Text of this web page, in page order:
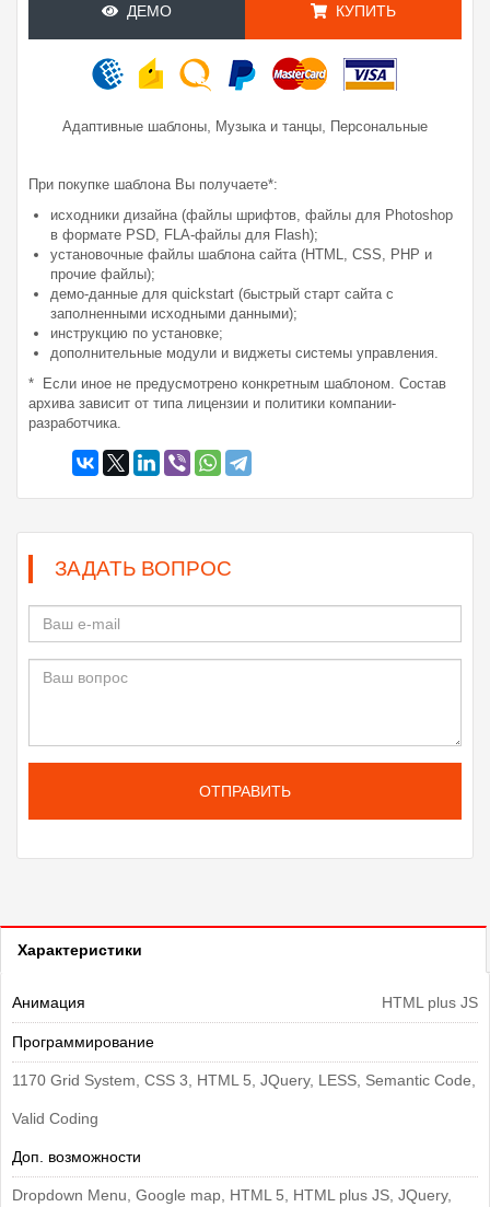
ДЕМО КУПИТЬ
Адаптивные шаблоны Музыка и танцы Персональные
При покупке шаблона Вы получаете*:
исходники дизайна (файлы шрифтов, файлы для Photoshop
в формате PSD, FLA-файлы для Flash);
установочные файлы шаблона сайта (HTML, CSS, PHP и
прочие файлы);
демо-данные для quickstart (быстрый старт сайта с
заполненными исходными данными);
инструкцию по установке;
дополнительные модули и виджеты системы управления.
* Если иное не предусмотрено конкретным шаблоном. Состав
архива зависит от типа лицензии и политики компании-
разработчика.
ЗАДАТЬ ВОПРОС
ОТПРАВИТЬ
Характеристики
Анимация HTML plus JS
Программирование
1170 Grid System, CSS 3, HTML 5, JQuery, LESS, Semantic Code,
Valid Coding
Доп. возможности
Dropdown Menu, Google map, HTML 5, HTML plus JS, JQuery,